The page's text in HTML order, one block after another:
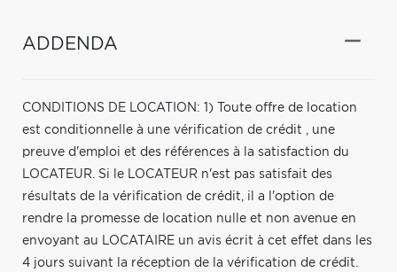
ADDENDA
CONDITIONS DE LOCATION: 1) Toute offre de location
est conditionnelle à une vérification de crédit , une
preuve d'emploi et des références à la satisfaction du
LOCATEUR. Si le LOCATEUR n'est pas satisfait des
résultats de la vérification de crédit, il a l'option de
rendre la promesse de location nulle et non avenue en
envoyant au LOCATAIRE un avis écrit à cet effet dans les
4 jours suivant la réception de la vérification de crédit.